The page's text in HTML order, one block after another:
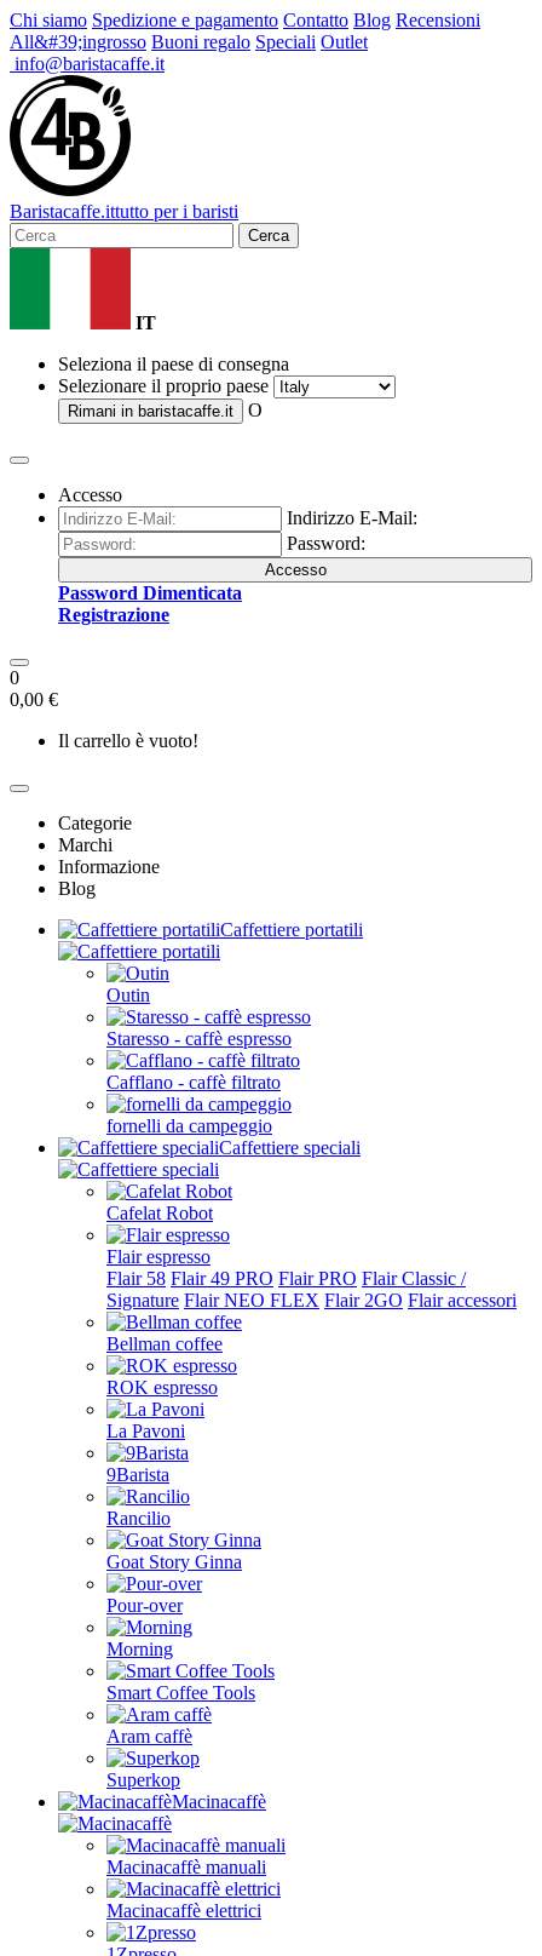
Chi siamo Spedizione e pagamento Contatto Blog Recensioni
All&#39;ingrosso Buoni regalo Speciali Outlet
info@baristacaffe.it
Baristacaffe.ittutto per i baristi
Cerca
IT
Seleziona il paese di consegna
Selezionare il proprio paese
Rimani in baristacaffe.it O
Accesso
Indirizzo E-Mail:
Password:
Accesso
Password Dimenticata
Registrazione
0
0,00 €
Il carrello è vuoto!
Categorie
Marchi
Informazione
Blog
Caffettiere portatili
Outin
Staresso - caffè espresso
Cafflano - caffè filtrato
fornelli da campeggio
Caffettiere speciali
Cafelat Robot
Flair espresso
Flair 58 Flair 49 PRO Flair PRO Flair Classic /
Signature Flair NEO FLEX Flair 2GO Flair accessori
Bellman coffee
ROK espresso
La Pavoni
9Barista
Rancilio
Goat Story Ginna
Pour-over
Morning
Smart Coffee Tools
Aram caffè
Superkop
Macinacaffè
Macinacaffè manuali
Macinacaffè elettrici